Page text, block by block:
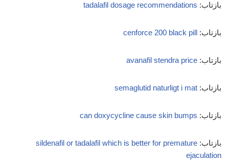
بازتاب: tadalafil dosage recommendations
بازتاب: cenforce 200 black pill
بازتاب: avanafil stendra price
بازتاب: semaglutid naturligt i mat
بازتاب: can doxycycline cause skin bumps
بازتاب: sildenafil or tadalafil which is better for premature
ejaculation